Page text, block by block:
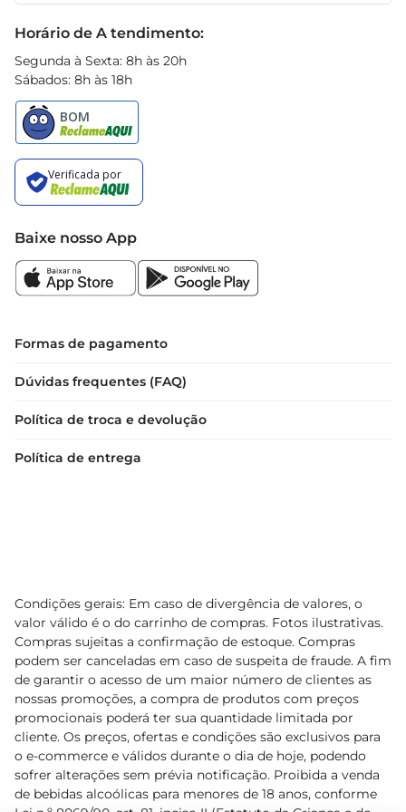
Horário de A tendimento:
Segunda à Sexta: 8h às 20h
Sábados: 8h às 18h
Baixe nosso App
Formas de pagamento
Dúvidas frequentes (FAQ)
Política de troca e devolução
Política de entrega
Condições gerais: Em caso de divergência de valores, o
valor válido é o do carrinho de compras. Fotos ilustrativas.
Compras sujeitas a confirmação de estoque. Compras
podem ser canceladas em caso de suspeita de fraude. A fim
de garantir o acesso de um maior número de clientes as
nossas promoções, a compra de produtos com preços
promocionais poderá ter sua quantidade limitada por
cliente. Os preços, ofertas e condições são exclusivos para
o e-commerce e válidos durante o dia de hoje, podendo
sofrer alterações sem prévia notificação. Proibida a venda
de bebidas alcoólicas para menores de 18 anos, conforme